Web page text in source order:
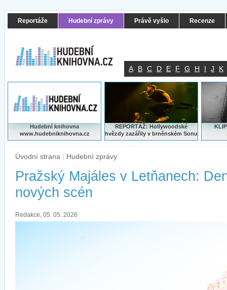
Reportáže Hudební zprávy Právě vyšlo Recenze
A B C D E F G H I J K
Hudební knihovna
www.hudebniknihovna.cz
REPORTÁŽ: Hollywoodské
hvězdy zazářily v brněnském Sonu
Úvodní strana | Hudební zprávy
Pražský Majáles v Letňanech:
nových scén
Redakce, 05. 05. 2026